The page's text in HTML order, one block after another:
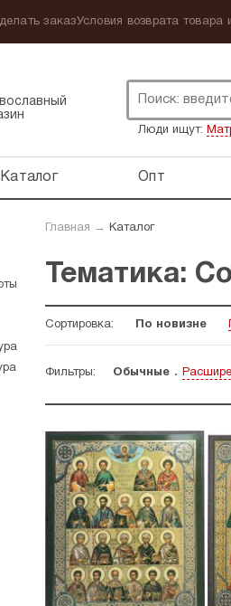
заказУсловия возврата товара
Люди ищут:
Каталог Опт
Главная → Каталог
Тематика:
Сортировка: По новизне
Фильтры: Обычные